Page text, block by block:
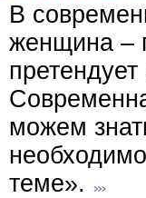
В
женщина –
можем
теме».